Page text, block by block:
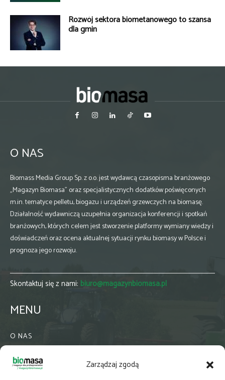
Zarządzaj zgodą
Rozwój sektora biometanowego to szansa
dla gmin
O NAS
Biomass Media Group Sp. z o.o. jest wydawcą czasopisma branżowego
„Magazyn Biomasa” oraz specjalistycznych dodatków poświęconych
m.in. tematyce pelletu, biogazu i urządzeń grzewczych na biomasę.
Działalność wydawniczą uzupełnia organizacja konferencji i spotkań
branżowych, których celem jest stworzenie platformy wymiany wiedzy i
doświadczeń oraz ocena aktualnej sytuacji rynku biomasy w Polsce i
prognoza jego rozwoju.
Skontaktuj się z nami: biuro@magazynbiomasa.pl
MENU
O NAS
WSPÓŁPRACA